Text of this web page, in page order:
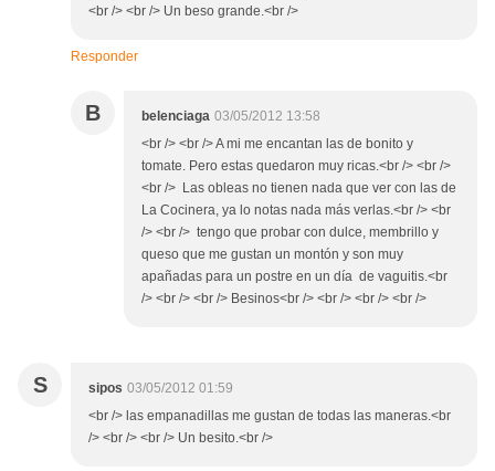
<br /> <br /> Un beso grande.<br />
Responder
B belenciaga 03/05/2012 13:58
<br /> <br /> A mi me encantan las de bonito y
tomate. Pero estas quedaron muy ricas.<br /> <br />
<br /> Las obleas no tienen nada que ver con las de
La Cocinera, ya lo notas nada más verlas.<br /> <br
/> <br /> tengo que probar con dulce, membrillo y
queso que me gustan un montón y son muy
apañadas para un postre en un día de vaguitis.<br
/> <br /> <br /> Besinos<br /> <br /> <br /> <br />
S sipos 03/05/2012 01:59
<br /> las empanadillas me gustan de todas las maneras.<br
/> <br /> <br /> Un besito.<br />